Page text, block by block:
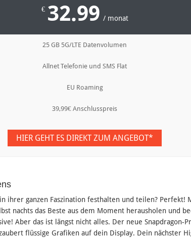
€ 32.99 / monat
25 GB 5G/LTE Datenvolumen
Allnet Telefonie und SMS Flat
EU Roaming
39,99€ Anschlusspreis
HIER GEHT ES DIREKT ZUM ANGEBOT*
ihrer ganzen Faszination festhalten und teilen? Perfekt!
nachts das Beste aus dem Moment herausholen und
Aber das ist längst nicht alles. Der neue Snapdragon-
flüssige Grafiken auf dein Display. Dein nächster